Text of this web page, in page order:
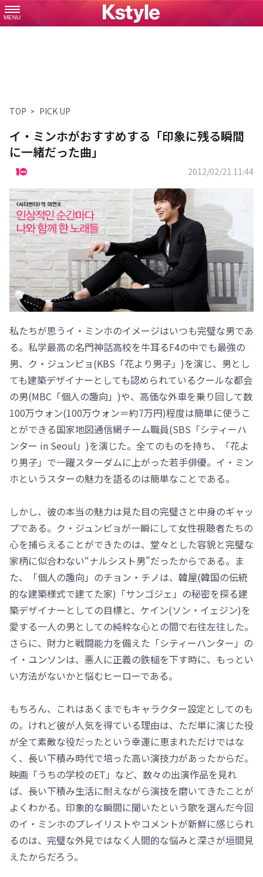
MENU
TOP PICK UP
イ・ミンホがおすすめする「印象に残る瞬間
に一緒だった曲」
2012/02/21 11:44
私たちが思うイ・ミンホのイメージはいつも完璧な男であ
る。私学最高の名門神話高校を牛耳るF4の中でも最強の
男、ク・ジュンピョ(KBS「花より男子」)を演じ、男とし
ても建築デザイナーとしても認められているクールな都会
の男(MBC「個人の趣向」)や、高価な外車を乗り回して数
100万ウォン(100万ウォン＝約7万円)程度は簡単に使うこ
とができる国家地図通信網チーム職員(SBS「シティーハ
ンター in Seoul」)を演じた。全てのものを持ち、「花よ
り男子」で一躍スターダムに上がった若手俳優。イ・ミン
ホというスターの魅力を語るのは簡単なことである。
しかし、彼の本当の魅力は見た目の完璧さと中身のギャッ
プである。ク・ジュンピョが一瞬にして女性視聴者たちの
心を捕らえることができたのは、堂々とした容貌と完璧な
家柄に似合わない“ナルシスト男”だったからである。ま
た、「個人の趣向」のチョン・チノは、韓屋(韓国の伝統
的な建築様式で建てた家)「サンゴジェ」の秘密を探る建
築デザイナーとしての目標と、ケイン(ソン・イェジン)を
愛する一人の男としての純粋な心との間で右往左往した。
さらに、財力と戦闘能力を備えた「シティーハンター」の
イ・ユンソンは、悪人に正義の鉄槌を下す時に、もっとい
い方法がないかと悩むヒーローである。
もちろん、これはあくまでもキャラクター設定としてのも
の。けれど彼が人気を得ている理由は、ただ単に演じた役
が全て素敵な役だったという幸運に恵まれただけではな
く、長い下積み時代で培った高い演技力があったからだ。
映画「うちの学校のET」など、数々の出演作品を見れ
ば、長い下積み生活に耐えながら演技を磨いてきたことが
よくわかる。印象的な瞬間に聞いたという歌を選んだ今回
のイ・ミンホのプレイリストやコメントが新鮮に感じられ
るのは、完璧な外見ではなく人間的な悩みと深さが垣間見
えたからだろう。